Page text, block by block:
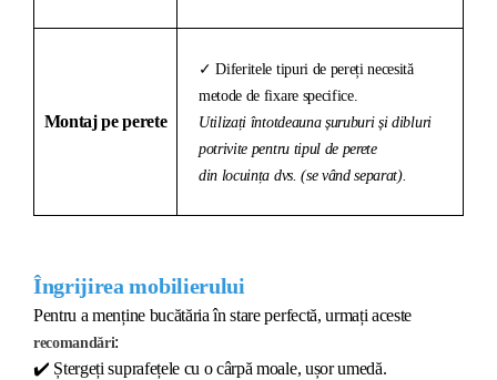
Montaj pe perete
✓ Diferitele tipuri de pereți necesită
metode de fixare specifice.
Utilizați întotdeauna șuruburi și dibluri
potrivite pentru tipul de perete
din locuința dvs. (se vând separat).
Îngrijirea mobilierului
Pentru a menține bucătăria în stare perfectă, urmați aceste
recomandări:
✔️ Ștergeți suprafețele cu o cârpă moale, ușor umedă.